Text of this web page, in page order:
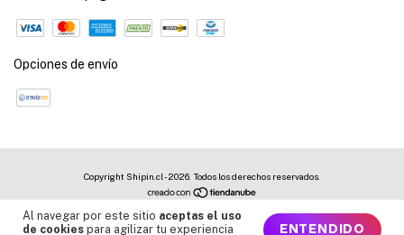
Al navegar por este sitio aceptas el uso
de cookies para agilizar tu experiencia ENTENDIDO
Opciones de envío
Copyright Shipin.cl - 2026. Todos los derechos reservados.